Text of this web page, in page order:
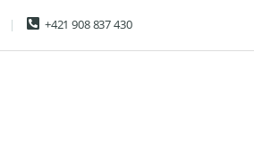
+421 908 837 430